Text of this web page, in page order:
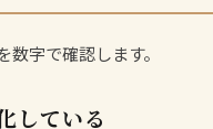
字で確認します。
している